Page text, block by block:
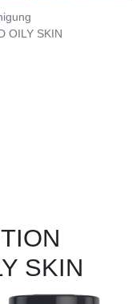
OILY SKIN
SKIN